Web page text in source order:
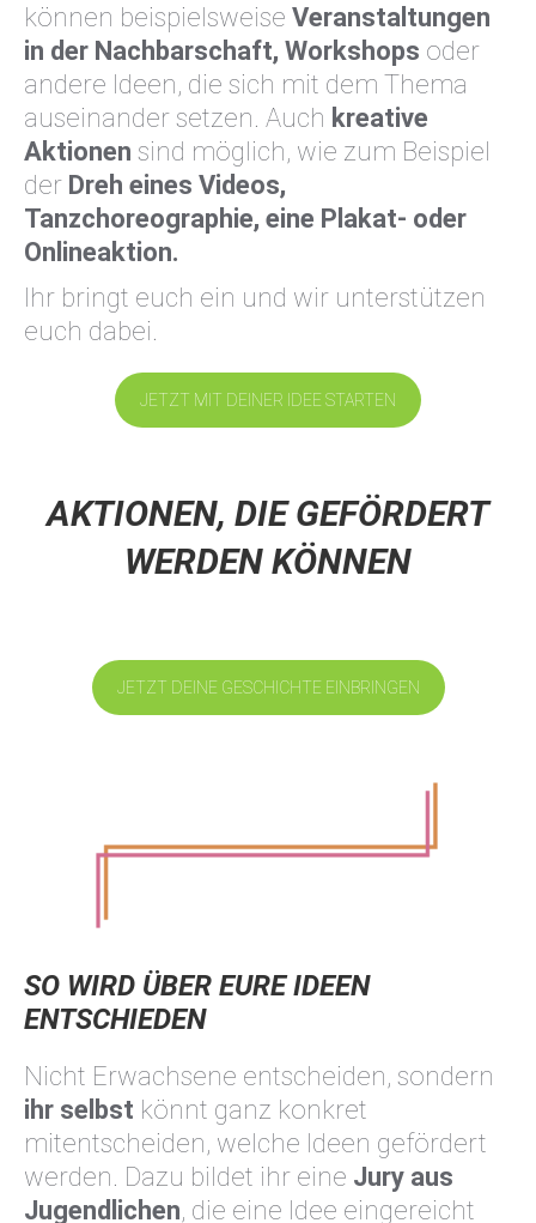
können beispielsweise Veranstaltungen
in der Nachbarschaft, Workshops oder
andere Ideen, die sich mit dem Thema
auseinander setzen. Auch kreative
Aktionen sind möglich, wie zum Beispiel
der Dreh eines Videos,
Tanzchoreographie, eine Plakat- oder
Onlineaktion.
Ihr bringt euch ein und wir unterstützen
euch dabei.
JETZT MIT DEINER IDEE STARTEN
AKTIONEN, DIE GEFÖRDERT
WERDEN KÖNNEN
JETZT DEINE GESCHICHTE EINBRINGEN
SO WIRD ÜBER EURE IDEEN
ENTSCHIEDEN
Nicht Erwachsene entscheiden, sondern
ihr selbst könnt ganz konkret
mitentscheiden, welche Ideen gefördert
werden. Dazu bildet ihr eine Jury aus
Jugendlichen, die eine Idee eingereicht